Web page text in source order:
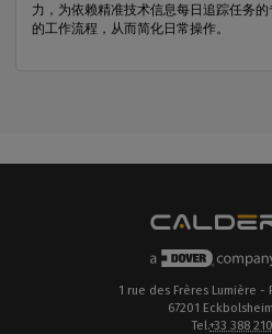
力，为依赖精准技术信息每日追踪任务
的工作流程，从而简化日常操作。
1 rue des Frères Lumière -
67201
Tel.+33 388